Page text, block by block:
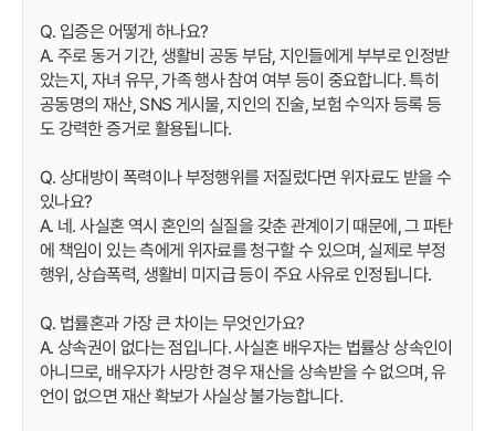
Q. 입증은 어떻게 하나요?
A. 주로 동거 기간, 생활비 공동 부담, 지인들에게 부부로 인정받
았는지, 자녀 유무, 가족 행사 참여 여부 등이 중요합니다. 특히
공동명의 재산, SNS 게시물, 지인의 진술, 보험 수익자 등록 등
도 강력한 증거로 활용됩니다.
Q. 상대방이 폭력이나 부정행위를 저질렀다면 위자료도 받을 수
있나요?
A. 네. 사실혼 역시 혼인의 실질을 갖춘 관계이기 때문에, 그 파탄
에 책임이 있는 측에게 위자료를 청구할 수 있으며, 실제로 부정
행위, 상습폭력, 생활비 미지급 등이 주요 사유로 인정됩니다.
Q. 법률혼과 가장 큰 차이는 무엇인가요?
A. 상속권이 없다는 점입니다. 사실혼 배우자는 법률상 상속인이
아니므로, 배우자가 사망한 경우 재산을 상속받을 수 없으며, 유
언이 없으면 재산 확보가 사실상 불가능합니다.